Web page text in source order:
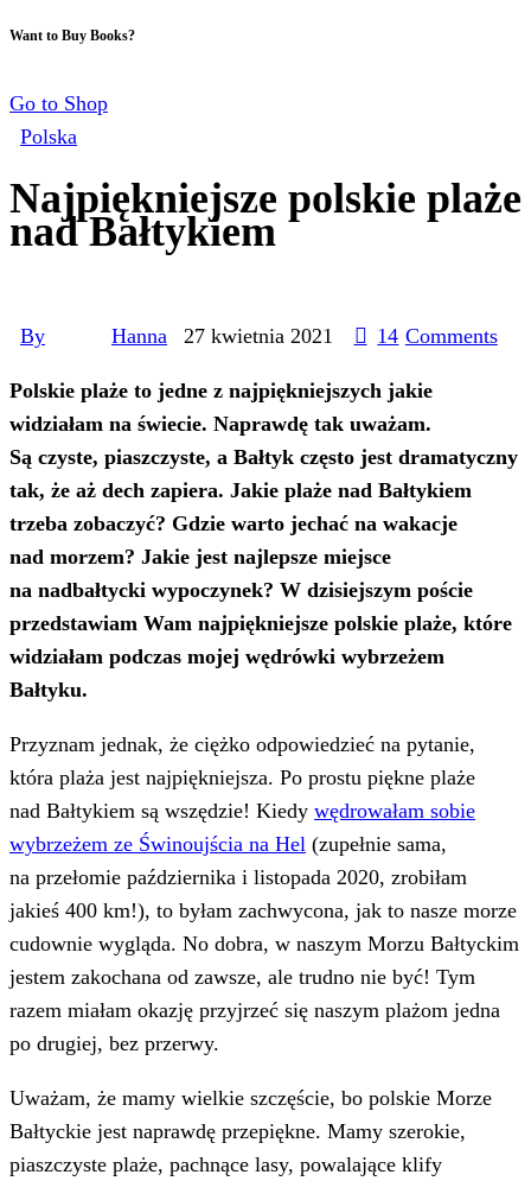
Want to Buy Books?
Go to Shop
Polska
Najpiękniejsze polskie plaże
nad Bałtykiem
By Hanna 27 kwietnia 2021 14 Comments
Polskie plaże to jedne z najpiękniejszych jakie
widziałam na świecie. Naprawdę tak uważam.
Są czyste, piaszczyste, a Bałtyk często jest dramatyczny
tak, że aż dech zapiera. Jakie plaże nad Bałtykiem
trzeba zobaczyć? Gdzie warto jechać na wakacje
nad morzem? Jakie jest najlepsze miejsce
na nadbałtycki wypoczynek? W dzisiejszym poście
przedstawiam Wam najpiękniejsze polskie plaże, które
widziałam podczas mojej wędrówki wybrzeżem
Bałtyku.
Przyznam jednak, że ciężko odpowiedzieć na pytanie,
która plaża jest najpiękniejsza. Po prostu piękne plaże
nad Bałtykiem są wszędzie! Kiedy wędrowałam sobie
wybrzeżem ze Świnoujścia na Hel (zupełnie sama,
na przełomie października i listopada 2020, zrobiłam
jakieś 400 km!), to byłam zachwycona, jak to nasze morze
cudownie wygląda. No dobra, w naszym Morzu Bałtyckim
jestem zakochana od zawsze, ale trudno nie być! Tym
razem miałam okazję przyjrzeć się naszym plażom jedna
po drugiej, bez przerwy.
Uważam, że mamy wielkie szczęście, bo polskie Morze
Bałtyckie jest naprawdę przepiękne. Mamy szerokie,
piaszczyste plaże, pachnące lasy, powalające klify